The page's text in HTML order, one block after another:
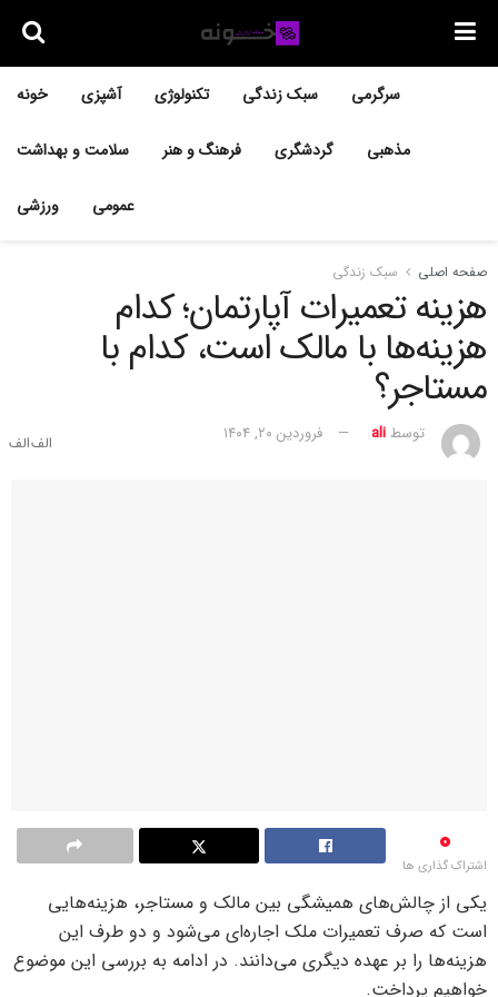
خونه آشپزی تکنولوژی سبک زندگی سرگرمی
سلامت و بهداشت فرهنگ و هنر گردشگری مذهبی
ورزشی عمومی
صفحه اصلی سبک زندگی
هزینه تعمیرات آپارتمان؛ کدام
هزینه‌ها با مالک است، کدام با
مستاجر؟
توسطali فروردین ۲۰, ۱۴۰۴
0
اشتراک گذاری ها
یکی از چالش‌های همیشگی بین مالک و مستاجر، هزینه‌هایی
است که صرف تعمیرات ملک اجاره‌ای می‌شود و دو طرف این
هزینه‌ها را بر عهده دیگری می‌دانند. در ادامه به بررسی این موضوع
خواهیم پرداخت.